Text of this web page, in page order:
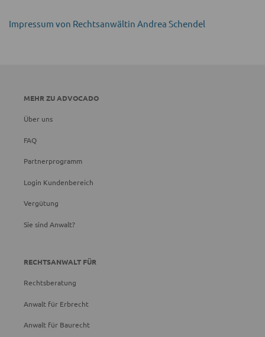
Impressum von Rechtsanwältin Andrea Schendel
MEHR ZU ADVOCADO
Über uns
FAQ
Partnerprogramm
Login Kundenbereich
Vergütung
Sie sind Anwalt?
RECHTSANWALT FÜR
Rechtsberatung
Anwalt für Erbrecht
Anwalt für Baurecht